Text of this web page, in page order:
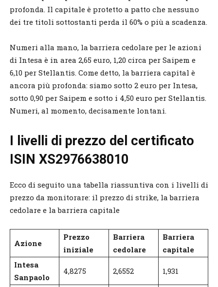
profonda. Il capitale è protetto a patto che nessuno
dei tre titoli sottostanti perda il 60% o più a scadenza.
Numeri alla mano, la barriera cedolare per le azioni
di Intesa è in area 2,65 euro, 1,20 circa per Saipem e
6,10 per Stellantis. Come detto, la barriera capital è
ancora più profonda: siamo sotto 2 euro per Intesa,
sotto 0,90 per Saipem e sotto i 4,50 euro per Stellantis.
Numeri, al momento, decisamente lontani.
I livelli di prezzo del certificato
ISIN XS2976638010
Ecco di seguito una tabella riassuntiva con i livelli di
prezzo da monitorare: il prezzo di strike, la barriera
cedolare e la barriera capitale
Azione
Prezzo
iniziale
Barriera
cedolare
Barriera
capitale
Intesa
Sanpaolo
4,8275 2,6552 1,931